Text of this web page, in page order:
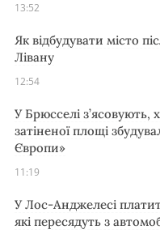
13:52
Як відбудувати місто
Лівану
12:54
У Брюсселі з’ясовують,
затіненої площі
Європи»
11:19
У Лос-Анджелесі
які пересядуть з